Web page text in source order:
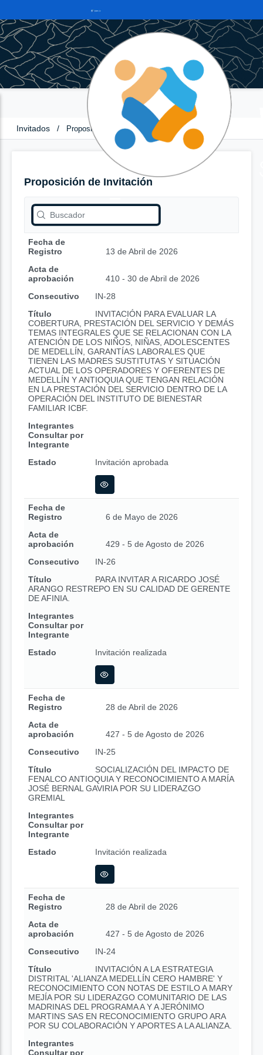
Invitados / Proposición de Invitación
Proposición de Invitación
Fecha de
Registro
13 de Abril de 2026
Acta de
aprobación
410 - 30 de Abril de 2026
Consecutivo
IN-28
Título
INVITACIÓN PARA EVALUAR LA
COBERTURA, PRESTACIÓN DEL SERVICIO Y DEMÁS
TEMAS INTEGRALES QUE SE RELACIONAN CON LA
ATENCIÓN DE LOS NIÑOS, NIÑAS, ADOLESCENTES
DE MEDELLÍN, GARANTÍAS LABORALES QUE
TIENEN LAS MADRES SUSTITUTAS Y SITUACIÓN
ACTUAL DE LOS OPERADORES Y OFERENTES DE
MEDELLÍN Y ANTIOQUIA QUE TENGAN RELACIÓN
EN LA PRESTACIÓN DEL SERVICIO DENTRO DE LA
OPERACIÓN DEL INSTITUTO DE BIENESTAR
FAMILIAR ICBF.
Integrantes
Consultar por
Integrante
Estado
Invitación aprobada
Fecha de
Registro
6 de Mayo de 2026
Acta de
aprobación
429 - 5 de Agosto de 2026
Consecutivo
IN-26
Título
PARA INVITAR A RICARDO JOSÉ
ARANGO RESTREPO EN SU CALIDAD DE GERENTE
DE AFINIA.
Integrantes
Consultar por
Integrante
Estado
Invitación realizada
Fecha de
Registro
28 de Abril de 2026
Acta de
aprobación
427 - 5 de Agosto de 2026
Consecutivo
IN-25
Título
SOCIALIZACIÓN DEL IMPACTO DE
FENALCO ANTIOQUIA Y RECONOCIMIENTO A MARÍA
JOSÉ BERNAL GAVIRIA POR SU LIDERAZGO
GREMIAL
Integrantes
Consultar por
Integrante
Estado
Invitación realizada
Fecha de
Registro
28 de Abril de 2026
Acta de
aprobación
427 - 5 de Agosto de 2026
Consecutivo
IN-24
Título
INVITACIÓN A LA ESTRATEGIA
DISTRITAL 'ALIANZA MEDELLÍN CERO HAMBRE' Y
RECONOCIMIENTO CON NOTAS DE ESTILO A MARY
MEJÍA POR SU LIDERAZGO COMUNITARIO DE LAS
MADRINAS DEL PROGRAMA A Y A JERÓNIMO
MARTINS SAS EN RECONOCIMIENTO GRUPO ARA
POR SU COLABORACIÓN Y APORTES A LA ALIANZA.
Integrantes
Consultar por